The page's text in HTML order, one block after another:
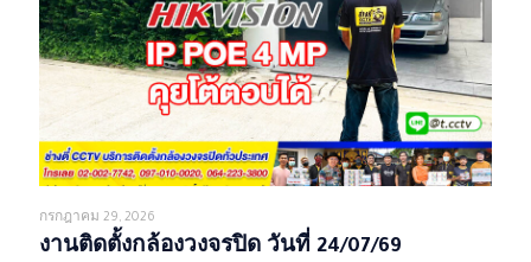
กรกฎาคม 29, 2026
งานติดตั้งกล้องวงจรปิด วันที่ 24/07/69